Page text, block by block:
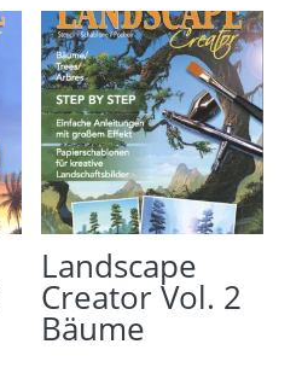
Landscape
Creator Vol. 2
Bäume